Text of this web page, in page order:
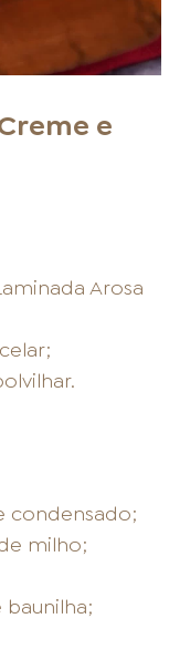
e
Arosa
condensado;
milho;
baunilha;